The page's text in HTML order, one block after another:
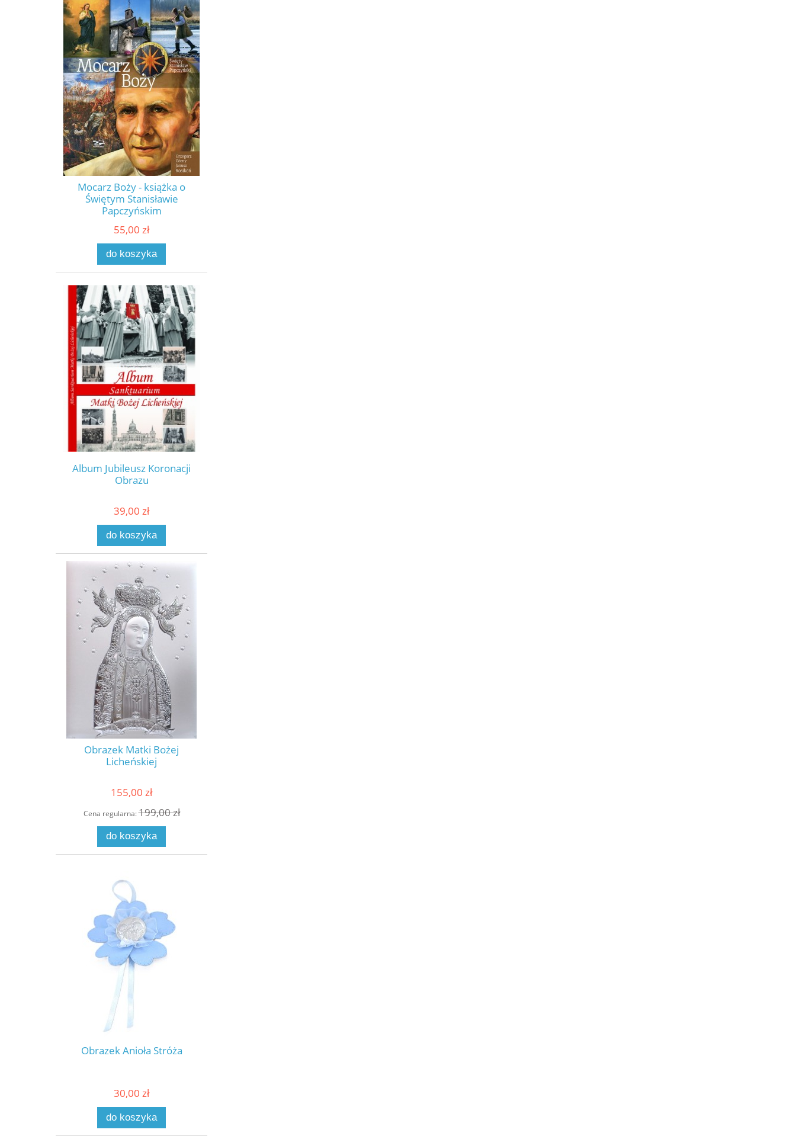
Mocarz Boży - książka o
Świętym Stanisławie
Papczyńskim
55,00 zł
do koszyka
Album Jubileusz Koronacji
Obrazu
39,00 zł
do koszyka
Obrazek Matki Bożej
Licheńskiej
155,00 zł
Cena regularna:199,00 zł
do koszyka
Obrazek Anioła Stróża
30,00 zł
do koszyka